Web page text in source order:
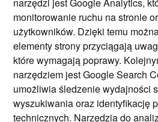
monitorowanie ruchu na stronie
użytkowników. Dzięki temu
elementy strony przyciągają
które wymagają poprawy.
narzędziem jest Google Search
umożliwia śledzenie wydajności
wyszukiwania oraz identyfikację
technicznych. Narzędzia do